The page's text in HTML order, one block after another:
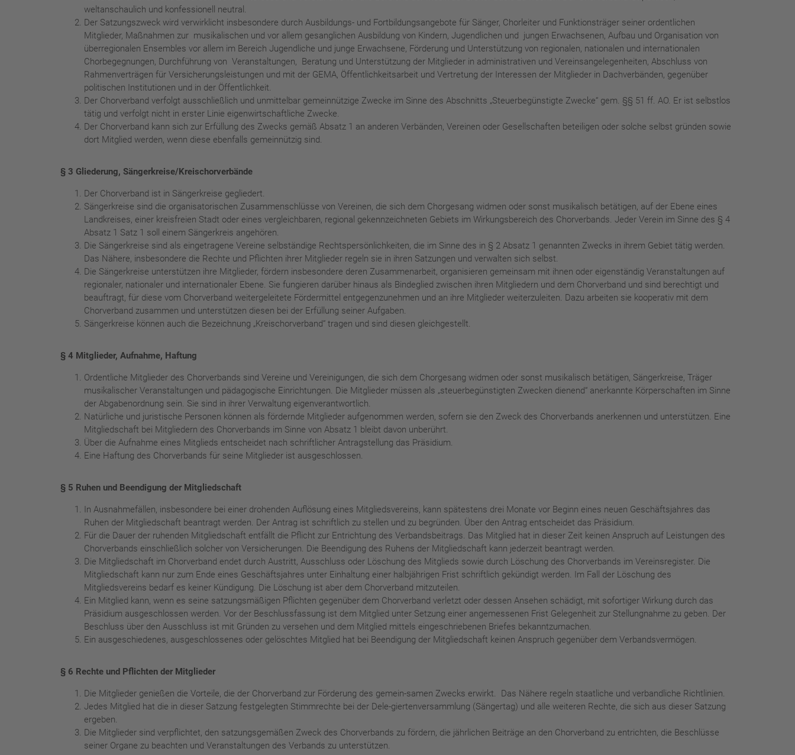
weltanschaulich und konfessionell neutral.
Der Satzungszweck wird verwirklicht insbesondere durch Ausbildungs- und Fortbildungsangebote für Sänger, Chorleiter und Funktionsträger seiner ordentlichen
Mitglieder, Maßnahmen zur musikalischen und vor allem gesanglichen Ausbildung von Kindern, Jugendlichen und jungen Erwachsenen, Aufbau und Organisation von
überregionalen Ensembles vor allem im Bereich Jugendliche und junge Erwachsene, Förderung und Unterstützung von regionalen, nationalen und internationalen
Chorbegegnungen, Durchführung von Veranstaltungen, Beratung und Unterstützung der Mitglieder in administrativen und Vereinsangelegenheiten, Abschluss von
Rahmenverträgen für Versicherungsleistungen und mit der GEMA, Öffentlichkeitsarbeit und Vertretung der Interessen der Mitglieder in Dachverbänden, gegenüber
politischen Institutionen und in der Öffentlichkeit.
Der Chorverband verfolgt ausschließlich und unmittelbar gemeinnützige Zwecke im Sinne des Abschnitts „Steuerbegünstigte Zwecke“ gem. §§ 51 ff. AO. Er ist selbstlos
tätig und verfolgt nicht in erster Linie eigenwirtschaftliche Zwecke.
Der Chorverband kann sich zur Erfüllung des Zwecks gemäß Absatz 1 an anderen Verbänden, Vereinen oder Gesellschaften beteiligen oder solche selbst gründen sowie
dort Mitglied werden, wenn diese ebenfalls gemeinnützig sind.
§ 3 Gliederung, Sängerkreise/Kreischorverbände
Der Chorverband ist in Sängerkreise gegliedert.
Sängerkreise sind die organisatorischen Zusammenschlüsse von Vereinen, die sich dem Chorgesang widmen oder sonst musikalisch betätigen, auf der Ebene eines
Landkreises, einer kreisfreien Stadt oder eines vergleichbaren, regional gekennzeichneten Gebiets im Wirkungsbereich des Chorverbands. Jeder Verein im Sinne des § 4
Absatz 1 Satz 1 soll einem Sängerkreis angehören.
Die Sängerkreise sind als eingetragene Vereine selbständige Rechtspersönlichkeiten, die im Sinne des in § 2 Absatz 1 genannten Zwecks in ihrem Gebiet tätig werden.
Das Nähere, insbesondere die Rechte und Pflichten ihrer Mitglieder regeln sie in ihren Satzungen und verwalten sich selbst.
Die Sängerkreise unterstützen ihre Mitglieder, fördern insbesondere deren Zusammenarbeit, organisieren gemeinsam mit ihnen oder eigenständig Veranstaltungen auf
regionaler, nationaler und internationaler Ebene. Sie fungieren darüber hinaus als Bindeglied zwischen ihren Mitgliedern und dem Chorverband und sind berechtigt und
beauftragt, für diese vom Chorverband weitergeleitete Fördermittel entgegenzunehmen und an ihre Mitglieder weiterzuleiten. Dazu arbeiten sie kooperativ mit dem
Chorverband zusammen und unterstützen diesen bei der Erfüllung seiner Aufgaben.
Sängerkreise können auch die Bezeichnung „Kreischorverband“ tragen und sind diesen gleichgestellt.
§ 4 Mitglieder, Aufnahme, Haftung
Ordentliche Mitglieder des Chorverbands sind Vereine und Vereinigungen, die sich dem Chorgesang widmen oder sonst musikalisch betätigen, Sängerkreise, Träger
musikalischer Veranstaltungen und pädagogische Einrichtungen. Die Mitglieder müssen als „steuerbegünstigten Zwecken dienend“ anerkannte Körperschaften im Sinne
der Abgabenordnung sein. Sie sind in ihrer Verwaltung eigenverantwortlich.
Natürliche und juristische Personen können als fördernde Mitglieder aufgenommen werden, sofern sie den Zweck des Chorverbands anerkennen und unterstützen. Eine
Mitgliedschaft bei Mitgliedern des Chorverbands im Sinne von Absatz 1 bleibt davon unberührt.
Über die Aufnahme eines Mitglieds entscheidet nach schriftlicher Antragstellung das Präsidium.
Eine Haftung des Chorverbands für seine Mitglieder ist ausgeschlossen.
§ 5 Ruhen und Beendigung der Mitgliedschaft
In Ausnahmefällen, insbesondere bei einer drohenden Auflösung eines Mitgliedsvereins, kann spätestens drei Monate vor Beginn eines neuen Geschäftsjahres das
Ruhen der Mitgliedschaft beantragt werden. Der Antrag ist schriftlich zu stellen und zu begründen. Über den Antrag entscheidet das Präsidium.
Für die Dauer der ruhenden Mitgliedschaft entfällt die Pflicht zur Entrichtung des Verbandsbeitrags. Das Mitglied hat in dieser Zeit keinen Anspruch auf Leistungen des
Chorverbands einschließlich solcher von Versicherungen. Die Beendigung des Ruhens der Mitgliedschaft kann jederzeit beantragt werden.
Die Mitgliedschaft im Chorverband endet durch Austritt, Ausschluss oder Löschung des Mitglieds sowie durch Löschung des Chorverbands im Vereinsregister. Die
Mitgliedschaft kann nur zum Ende eines Geschäftsjahres unter Einhaltung einer halbjährigen Frist schriftlich gekündigt werden. Im Fall der Löschung des
Mitgliedsvereins bedarf es keiner Kündigung. Die Löschung ist aber dem Chorverband mitzuteilen.
Ein Mitglied kann, wenn es seine satzungsmäßigen Pflichten gegenüber dem Chorverband verletzt oder dessen Ansehen schädigt, mit sofortiger Wirkung durch das
Präsidium ausgeschlossen werden. Vor der Beschlussfassung ist dem Mitglied unter Setzung einer angemessenen Frist Gelegenheit zur Stellungnahme zu geben. Der
Beschluss über den Ausschluss ist mit Gründen zu versehen und dem Mitglied mittels eingeschriebenen Briefes bekanntzumachen.
Ein ausgeschiedenes, ausgeschlossenes oder gelöschtes Mitglied hat bei Beendigung der Mitgliedschaft keinen Anspruch gegenüber dem Verbandsvermögen.
§ 6 Rechte und Pflichten der Mitglieder
Die Mitglieder genießen die Vorteile, die der Chorverband zur Förderung des gemein-samen Zwecks erwirkt. Das Nähere regeln staatliche und verbandliche Richtlinien.
Jedes Mitglied hat die in dieser Satzung festgelegten Stimmrechte bei der Dele-giertenversammlung (Sängertag) und alle weiteren Rechte, die sich aus dieser Satzung
ergeben.
Die Mitglieder sind verpflichtet, den satzungsgemäßen Zweck des Chorverbands zu fördern, die jährlichen Beiträge an den Chorverband zu entrichten, die Beschlüsse
seiner Organe zu beachten und Veranstaltungen des Verbands zu unterstützen.